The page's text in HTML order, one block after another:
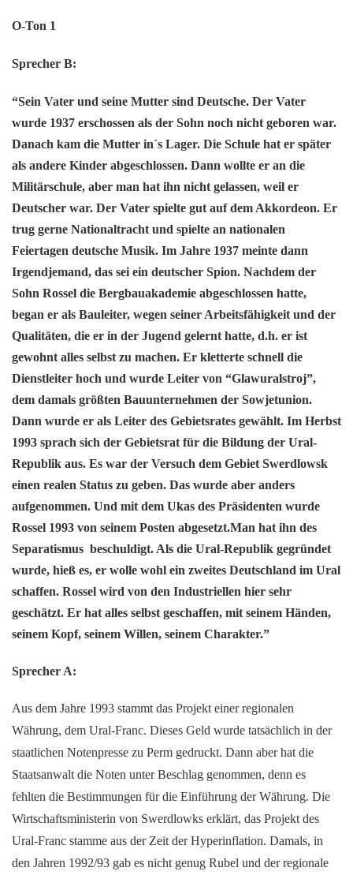
O-Ton 1
Sprecher B:
“Sein Vater und seine Mutter sind Deutsche. Der Vater
wurde 1937 erschossen als der Sohn noch nicht geboren war.
Danach kam die Mutter in´s Lager. Die Schule hat er später
als andere Kinder abgeschlossen. Dann wollte er an die
Militärschule, aber man hat ihn nicht gelassen, weil er
Deutscher war. Der Vater spielte gut auf dem Akkordeon. Er
trug gerne Nationaltracht und spielte an nationalen
Feiertagen deutsche Musik. Im Jahre 1937 meinte dann
Irgendjemand, das sei ein deutscher Spion. Nachdem der
Sohn Rossel die Bergbauakademie abgeschlossen hatte,
began er als Bauleiter, wegen seiner Arbeitsfähigkeit und der
Qualitäten, die er in der Jugend gelernt hatte, d.h. er ist
gewohnt alles selbst zu machen. Er kletterte schnell die
Dienstleiter hoch und wurde Leiter von “Glawuralstroj”,
dem damals größten Bauunternehmen der Sowjetunion.
Dann wurde er als Leiter des Gebietsrates gewählt. Im Herbst
1993 sprach sich der Gebietsrat für die Bildung der Ural-
Republik aus. Es war der Versuch dem Gebiet Swerdlowsk
einen realen Status zu geben. Das wurde aber anders
aufgenommen. Und mit dem Ukas des Präsidenten wurde
Rossel 1993 von seinem Posten abgesetzt.Man hat ihn des
Separatismus beschuldigt. Als die Ural-Republik gegründet
wurde, hieß es, er wolle wohl ein zweites Deutschland im Ural
schaffen. Rossel wird von den Industriellen hier sehr
geschätzt. Er hat alles selbst geschaffen, mit seinem Händen,
seinem Kopf, seinem Willen, seinem Charakter.”
Sprecher A:
Aus dem Jahre 1993 stammt das Projekt einer regionalen
Währung, dem Ural-Franc. Dieses Geld wurde tatsächlich in der
staatlichen Notenpresse zu Perm gedruckt. Dann aber hat die
Staatsanwalt die Noten unter Beschlag genommen, denn es
fehlten die Bestimmungen für die Einführung der Währung. Die
Wirtschaftsministerin von Swerdlowks erklärt, das Projekt des
Ural-Franc stamme aus der Zeit der Hyperinflation. Damals, in
den Jahren 1992/93 gab es nicht genug Rubel und der regionale